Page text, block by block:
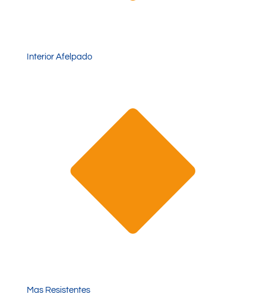
Interior Afelpado
Mas Resistentes